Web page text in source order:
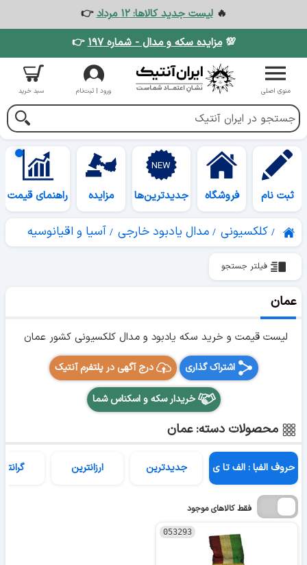
🔥لیست جدید کالاها: ۱۲ مرداد
👉
💯مزایده سکه و مدال - شماره ۱۹۷ 👉
منوی اصلی ورود | ثبت‌نام سبد خرید
ثبت نام فروشگاه جدیدترین‌ها مزایده راهنمای قیمت
کلکسیونی مدال یادبود خارجی آسیا و اقیانوسیه
فیلتر جستجو
عمان
لیست قیمت و خرید سکه یادبود و مدال کلکسیونی کشور عمان
اشتراک گذاری درج آگهی در پلتفرم آنتیک
خریدار سکه و اسکناس شما
محصولات دسته: عمان
حروف الفبا : الف تا ی جدیدترین ارزانترین
فقط کالاهای موجود
053293